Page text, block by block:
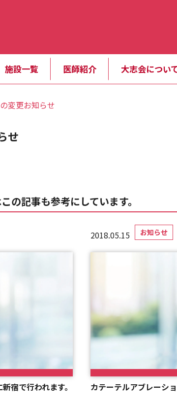
施設一覧 医師紹介 大志会につい
変更お知らせ
せ
の記事も参考にしています。
宿で行われます。
2018.05.15 お知らせ
カテーテルアブレーシ